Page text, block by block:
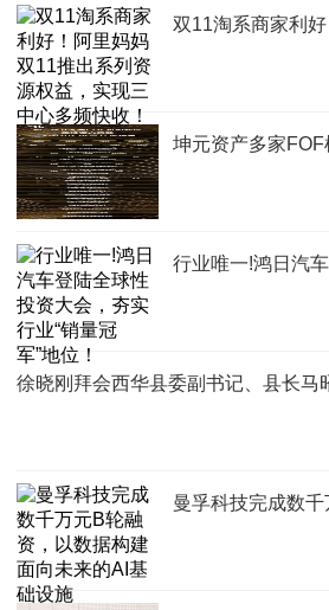
双11淘系商家利
坤元资产多家
行业唯一!鸿日汽
徐晓刚拜会西华县委副书记、县长马
曼孚科技完成数